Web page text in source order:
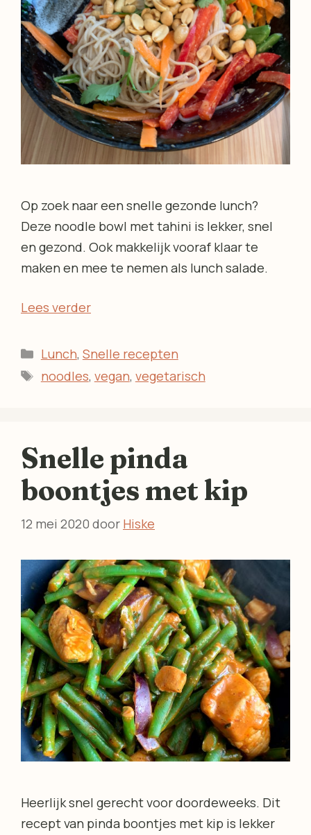
Op zoek naar een snelle gezonde lunch?
Deze noodle bowl met tahini is lekker, snel
en gezond. Ook makkelijk vooraf klaar te
maken en mee te nemen als lunch salade.
Lees verder
Categorieën
Lunch, Snelle recepten
Tags
noodles, vegan, vegetarisch
Snelle pinda
boontjes met kip
12 mei 2020 door Hiske
Heerlijk snel gerecht voor doordeweeks. Dit
recept van pinda boontjes met kip is lekker